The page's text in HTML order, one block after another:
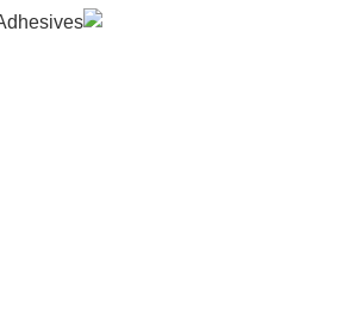
المواد المانعة